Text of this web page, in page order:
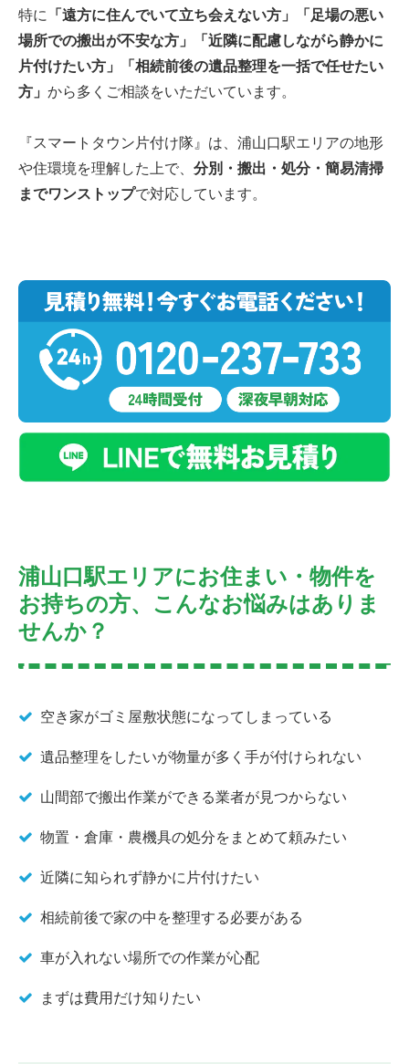
特に
「遠方に住んでいて立ち会えない方」「足場の悪い
場所での搬出が不安な方」「近隣に配慮しながら静かに
片付けたい方」「相続前後の遺品整理を一括で任せたい
方」 から多くご相談をいただいています。
『スマートタウン片付け隊』は、浦山口駅エリアの地形
や住環境を理解した上で、 分別・搬出・処分・簡易清掃
までワンストップで対応しています。
浦山口駅エリアにお住まい・物件を
お持ちの方、こんなお悩みはありま
せんか？
空き家がゴミ屋敷状態になってしまっている
遺品整理をしたいが物量が多く手が付けられない
山間部で搬出作業ができる業者が見つからない
物置・倉庫・農機具の処分をまとめて頼みたい
近隣に知られず静かに片付けたい
相続前後で家の中を整理する必要がある
車が入れない場所での作業が心配
まずは費用だけ知りたい